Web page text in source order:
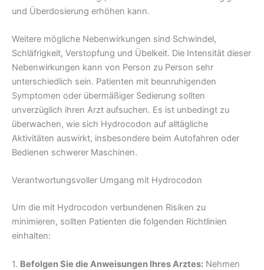
und Überdosierung erhöhen kann.
Weitere mögliche Nebenwirkungen sind Schwindel,
Schläfrigkeit, Verstopfung und Übelkeit. Die Intensität dieser
Nebenwirkungen kann von Person zu Person sehr
unterschiedlich sein. Patienten mit beunruhigenden
Symptomen oder übermäßiger Sedierung sollten
unverzüglich ihren Arzt aufsuchen. Es ist unbedingt zu
überwachen, wie sich Hydrocodon auf alltägliche
Aktivitäten auswirkt, insbesondere beim Autofahren oder
Bedienen schwerer Maschinen.
Verantwortungsvoller Umgang mit Hydrocodon
Um die mit Hydrocodon verbundenen Risiken zu
minimieren, sollten Patienten die folgenden Richtlinien
einhalten:
1. Befolgen Sie die Anweisungen Ihres Arztes: Nehmen